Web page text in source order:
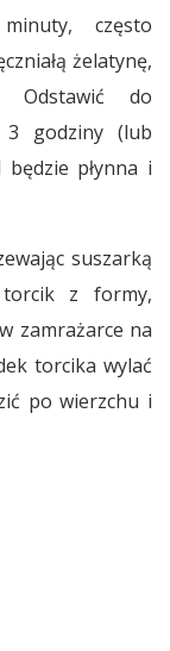
często
żelatynę,
Odstawić do
3 godziny (lub
płynna i
suszarką
z formy,
zamrażarce na
torcika wylać
po wierzchu i